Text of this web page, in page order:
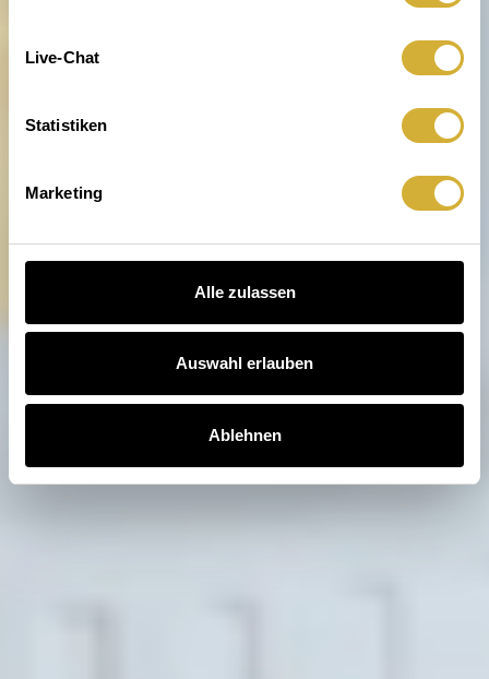
Live-Chat
Statistiken
Marketing
Alle zulassen
Auswahl erlauben
Ablehnen
Meer geht immer. Heimathafen